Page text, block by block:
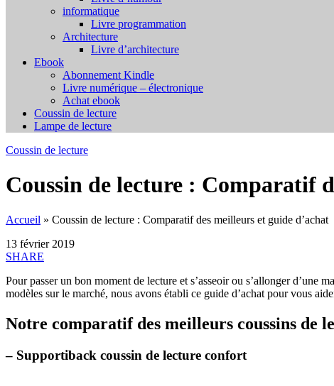
informatique
Livre programmation
Architecture
Livre d’architecture
Ebook
Abonnement Kindle
Livre numérique – électronique
Achat ebook
Coussin de lecture
Lampe de lecture
Coussin de lecture
Coussin de lecture : Comparatif
Accueil » Coussin de lecture : Comparatif des meilleurs et guide d’achat
13 février 2019
SHARE
Pour passer un bon moment de lecture et s’asseoir ou s’allonger d’une
modèles sur le marché, nous avons établi ce guide d’achat pour vous
Notre comparatif des meilleurs coussins de
– Supportiback coussin de lecture confort